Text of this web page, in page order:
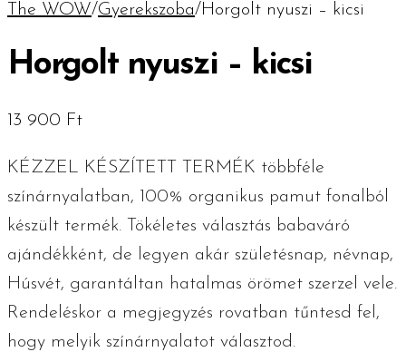
The WOW/Gyerekszoba/Horgolt nyuszi – kicsi
Horgolt nyuszi – kicsi
13 900 Ft
KÉZZEL KÉSZÍTETT TERMÉK többféle
színárnyalatban, 100% organikus pamut fonalból
készült termék. Tökéletes választás babaváró
ajándékként, de legyen akár születésnap, névnap,
Húsvét, garantáltan hatalmas örömet szerzel vele.
Rendeléskor a megjegyzés rovatban tűntesd fel,
hogy melyik színárnyalatot választod.